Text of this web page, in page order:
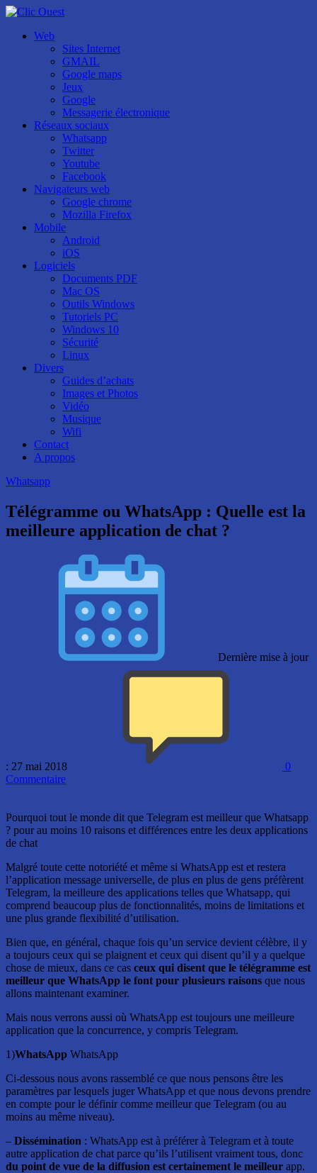
Web
Sites Internet
GMAIL
Google maps
Jeux
Google
Messagerie électronique
Réseaux sociaux
Whatsapp
Twitter
Youtube
Facebook
Navigateurs web
Google chrome
Mozilla Firefox
Mobile
Android
iOS
Logiciels
Documents PDF
Mac OS
Outils Windows
Tutoriels PC
Windows 10
Sécurité
Linux
Divers
Guides d’achats
Images et Photos
Vidéo
Musique
Wifi
Contact
A propos
Whatsapp
Télégramme ou WhatsApp : Quelle est la
meilleure application de chat ?
Dernière mise à jour
: 27 mai 2018
0
Commentaire
Pourquoi tout le monde dit que Telegram est meilleur que Whatsapp
? pour au moins 10 raisons et différences entre les deux applications
de chat
Malgré toute cette notoriété et même si WhatsApp est et restera
l’application message universelle, de plus en plus de gens préfèrent
Telegram, la meilleure des applications telles que Whatsapp, qui
comprend beaucoup plus de fonctionnalités, moins de limitations et
une plus grande flexibilité d’utilisation.
Bien que, en général, chaque fois qu’un service devient célèbre, il y
a toujours ceux qui se plaignent et ceux qui disent qu’il y a quelque
chose de mieux, dans ce cas ceux qui disent que le télégramme est
meilleur que WhatsApp le font pour plusieurs raisons que nous
allons maintenant examiner.
Mais nous verrons aussi où WhatsApp est toujours une meilleure
application que la concurrence, y compris Telegram.
1)WhatsApp WhatsApp
Ci-dessous nous avons rassemblé ce que nous pensons être les
paramètres par lesquels juger WhatsApp et que nous devons prendre
en compte pour le définir comme meilleur que Telegram (ou au
moins au même niveau).
– Dissémination : WhatsApp est à préférer à Telegram et à toute
autre application de chat parce qu’ils l’utilisent vraiment tous, donc
du point de vue de la diffusion est certainement le meilleur app.